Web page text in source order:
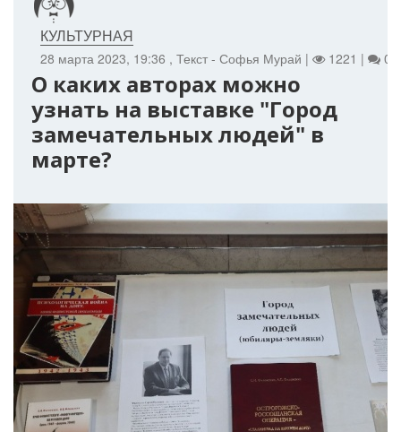
28 марта 2023, 19:36 , Текст - Софья Мурай | 1221 | 0
КУЛЬТУРНАЯ
О каких авторах можно
узнать на выставке "Город
замечательных людей" в
марте?